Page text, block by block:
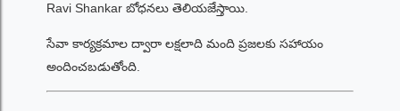
Ravi Shankar బోధనలు తెలియజేస్తాయి.
సేవా కార్యక్రమాల ద్వారా లక్షలాది మంది ప్రజలకు సహాయం
అందించబడుతోంది.